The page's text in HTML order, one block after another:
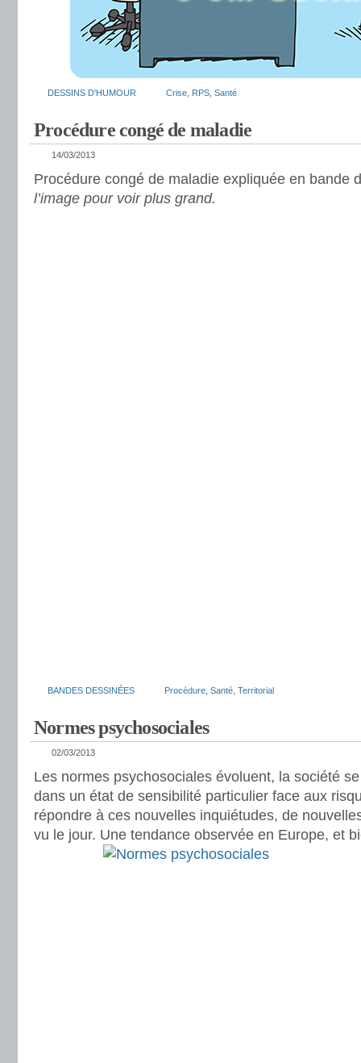
DESSINS D'HUMOUR Crise RPS Santé
Procédure congé de maladie
14/03/2013
Procédure congé de maladie expliquée en bande
l’image pour voir plus grand.
BANDES DESSINÉES Procédure Santé Territorial
Normes psychosociales
02/03/2013
Les normes psychosociales évoluent, la société
dans un état de sensibilité particulier face aux
répondre à ces nouvelles inquiétudes, de
vu le jour. Une tendance observée en Europe, et